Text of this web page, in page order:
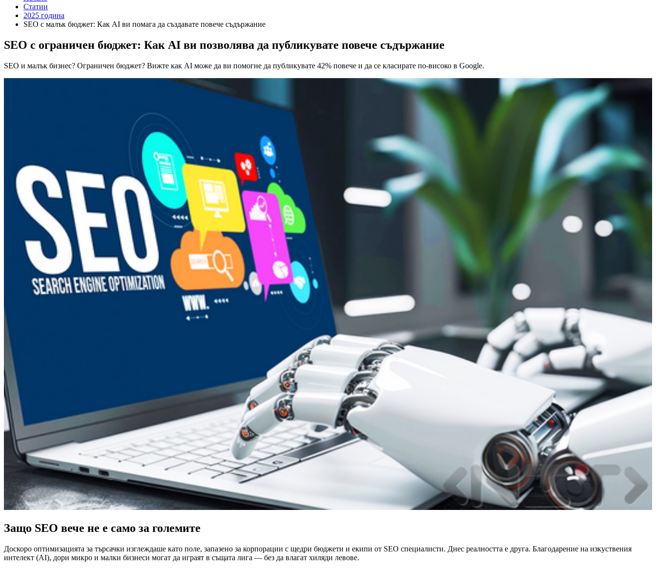
Статии
2025 година
SEO с малък бюджет: Как AI ви помага да създавате повече съдържание
SEO с ограничен бюджет: Как AI ви позволява да публикувате повече съдържание
SEO и малък бизнес? Ограничен бюджет? Вижте как AI може да ви помогне да публикувате 42% повече и да се класирате по-високо в Google.
Защо SEO вече не е само за големите
Доскоро оптимизацията за търсачки изглеждаше като поле, запазено за корпорации с щедри бюджети и екипи от SEO специалисти. Днес реалността е друга. Благодарение на изкуствения
интелект (AI), дори микро и малки бизнеси могат да играят в същата лига — без да влагат хиляди левове.